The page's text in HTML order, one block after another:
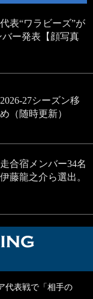
表“ワラビーズ”が
ー発表【顔写真
27シーズン移
（随時更新）
合宿メンバー34名
藤龍之介ら選出。
代表戦で「相手の